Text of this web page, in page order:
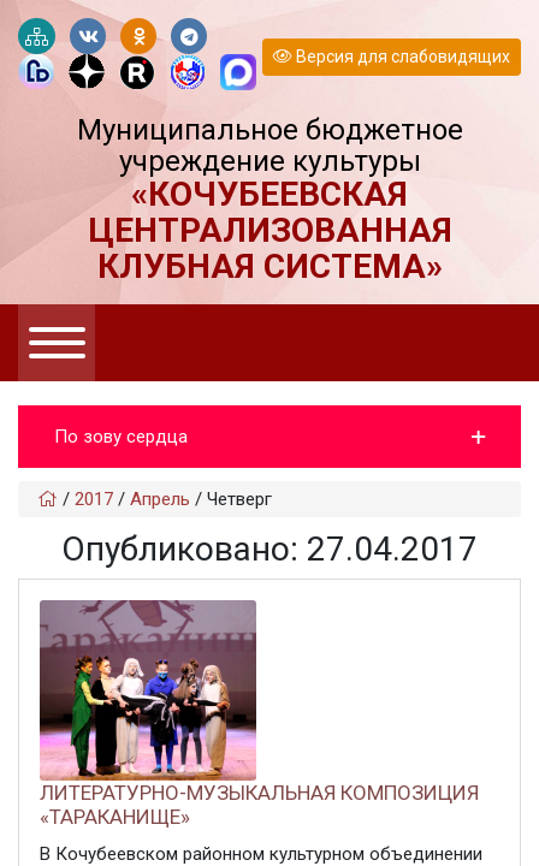
Версия для слабовидящих
Муниципальное бюджетное
учреждение культуры
«КОЧУБЕЕВСКАЯ
ЦЕНТРАЛИЗОВАННАЯ
КЛУБНАЯ СИСТЕМА»
По зову сердца
/ 2017 / Апрель / Четверг
Опубликовано: 27.04.2017
ЛИТЕРАТУРНО-МУЗЫКАЛЬНАЯ КОМПОЗИЦИЯ
«ТАРАКАНИЩЕ»
В Кочубеевском районном культурном объединении